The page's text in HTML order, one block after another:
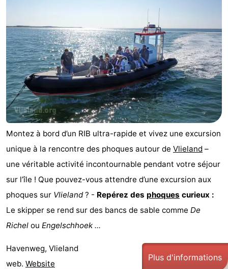
-
Faire
du
vélo
-
Randonnée
-
Équitation
-
Peche
Sportive
-
Equitation
-
Promenade
sur
les
Wadden
Observation
des
phoques
Boire
et
manger
Événements
Pratiques
Montez à bord d’un RIB ultra-rapide et vivez une excursion
unique à la rencontre des phoques autour de Vlieland –
une véritable activité incontournable pendant votre séjour
sur l’île ! Que pouvez-vous attendre d’une excursion aux
phoques sur Vlieland? - Repérez des phoques curieux :
Le skipper se rend sur des bancs de sable comme De
Richel ou Engelschhoek ...
Havenweg, Vlieland
web. Website
Plus d'informations